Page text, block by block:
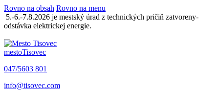
Rovno na obsah Rovno na menu
5.-6.-7.8.2026 je mestský úrad z technických pričiň zatvoreny-
odstávka elektrickej energie.
mestoTisovec
047/5603 801
info@tisovec.com